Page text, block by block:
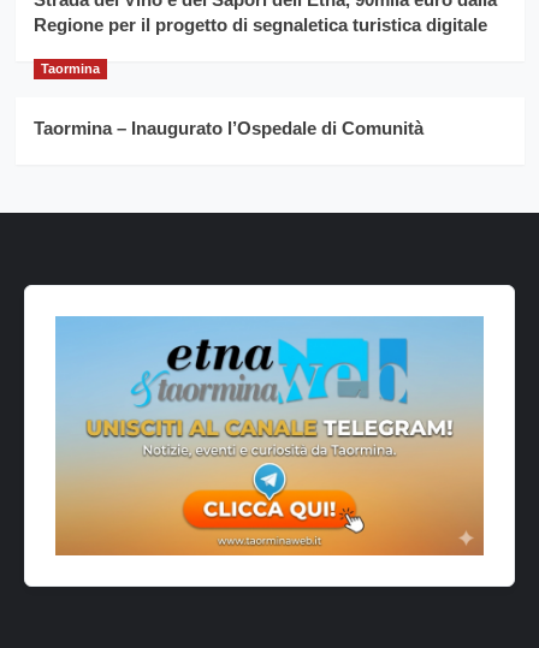
Regione per il progetto di segnaletica turistica digitale
Taormina
Taormina – Inaugurato l’Ospedale di Comunità